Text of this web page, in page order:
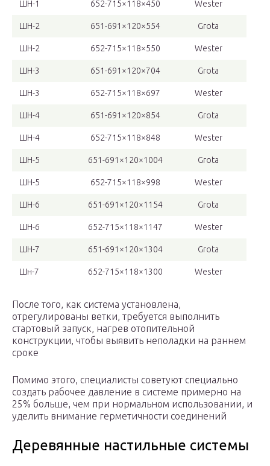
ШН-1 652-715×118×450 Wester
ШН-2 651-691×120×554 Grota
ШН-2 652-715×118×550 Wester
ШН-3 651-691×120×704 Grota
ШН-3 652-715×118×697 Wester
ШН-4 651-691×120×854 Grota
ШН-4 652-715×118×848 Wester
ШН-5 651-691×120×1004 Grota
ШН-5 652-715×118×998 Wester
ШН-6 651-691×120×1154 Grota
ШН-6 652-715×118×1147 Wester
ШН-7 651-691×120×1304 Grota
Шн-7 652-715×118×1300 Wester
После того, как система установлена,
отрегулированы ветки, требуется выполнить
стартовый запуск, нагрев отопительной
конструкции, чтобы выявить неполадки на раннем
сроке
Помимо этого, специалисты советуют специально
создать рабочее давление в системе примерно на
25% больше, чем при нормальном использовании, и
уделить внимание герметичности соединений
Деревянные настильные системы